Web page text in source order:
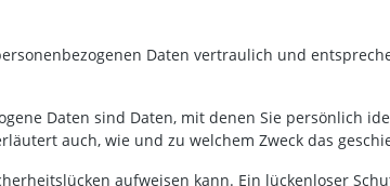
Daten vertraulich und
Daten sind Daten, mit denen Sie persönlich
auch, wie und zu welchem Zweck das
aufweisen kann. Ein lückenloser